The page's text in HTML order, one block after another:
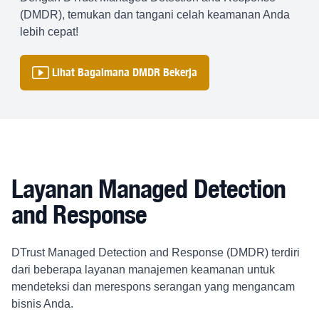
(DMDR), temukan dan tangani celah keamanan Anda
lebih cepat!
Lihat Bagaimana DMDR Bekerja
Layanan Managed Detection
and Response
DTrust Managed Detection and Response (DMDR) terdiri
dari beberapa layanan manajemen keamanan untuk
mendeteksi dan merespons serangan yang mengancam
bisnis Anda.